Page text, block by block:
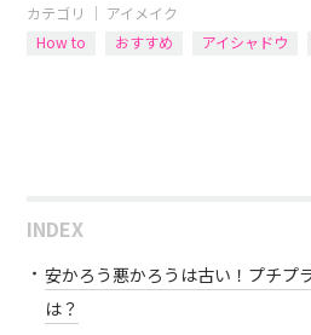
カテゴリ ｜ アイメイク
How to
おすすめ アイシャドウ
INDEX
安かろう悪かろうは古い！プチプ
は？